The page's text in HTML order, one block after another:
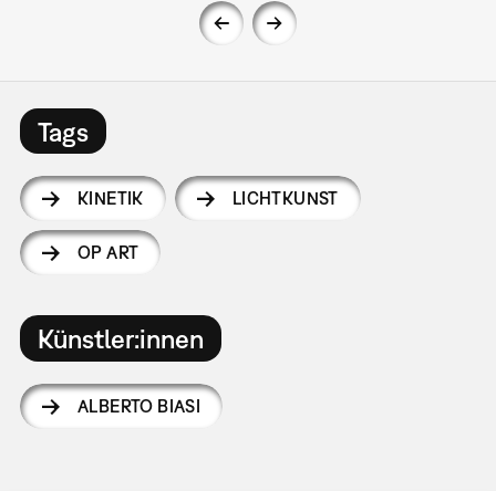
Tags
KINETIK LICHTKUNST
OP ART
Künstler:innen
ALBERTO BIASI